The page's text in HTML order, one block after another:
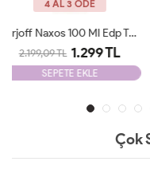
4 AL 3 ÖDE
2.098,87 TL 1.199 TL
SEPETE EKLE
Çok